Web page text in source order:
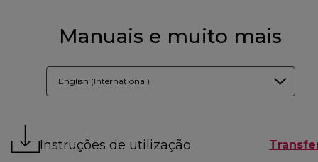
Manuais e muito mais
English (International)
Instruções de utilização